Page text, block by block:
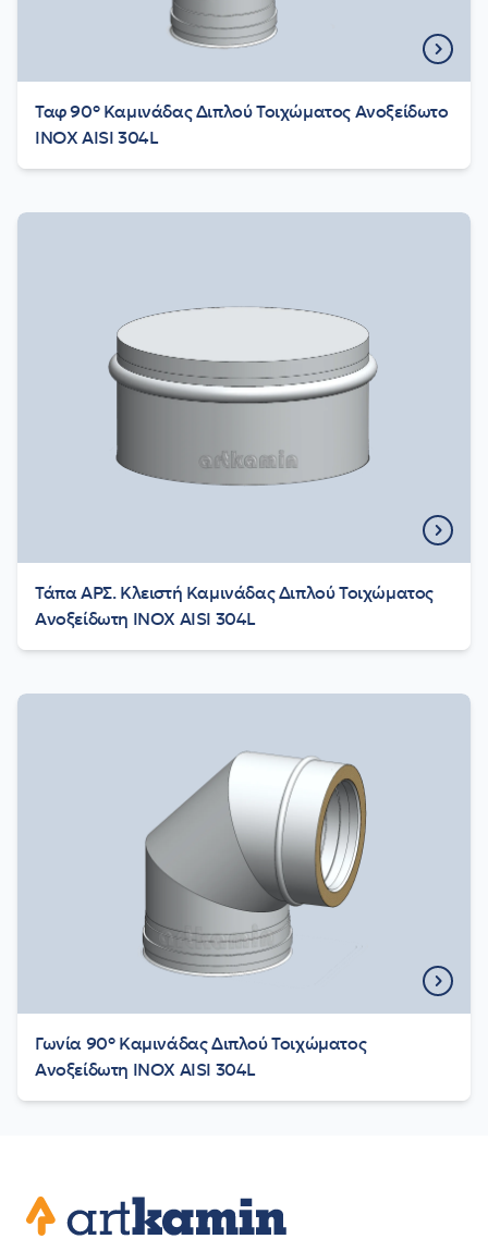
Ταφ 90° Καμινάδας Διπλού Τοιχώματος Aνοξείδωτο
INOX AISI 304L
Τάπα ΑΡΣ. Κλειστή Καμινάδας Διπλού Τοιχώματος
Aνοξείδωτη INOX AISI 304L
Γωνία 90° Καμινάδας Διπλού Τοιχώματος
Aνοξείδωτη INOX AISI 304L